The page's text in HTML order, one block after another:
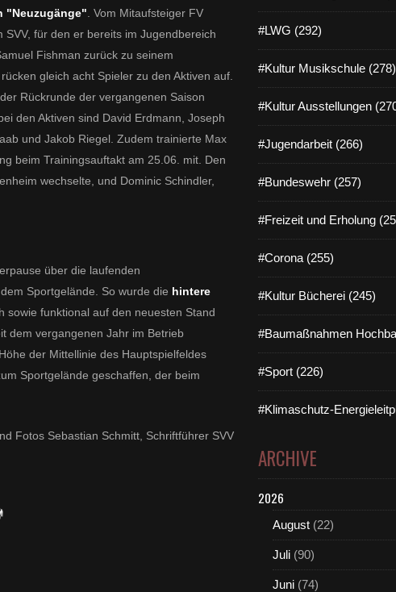
"Neuzugänge" . Vom Mitaufsteiger FV
für den er bereits im Jugendbereich
Fishman zurück zu seinem
gleich acht Spieler zu den Aktiven auf.
Rückrunde der vergangenen Saison
den Aktiven sind David Erdmann, Joseph
und Jakob Riegel. Zudem trainierte Max
beim Trainingsauftakt am 25.06. mit. Den
wechselte, und Dominic Schindler,
über die laufenden
Sportgelände. So wurde die hintere
sowie funktional auf den neuesten Stand
dem vergangenen Jahr im Betrieb
der Mittellinie des Hauptspielfeldes
Sportgelände geschaffen, der beim
Fotos Sebastian Schmitt, Schriftführer SVV
#LWG (292)
#Kultur Musikschule (278)
#Kultur Ausstellungen
#Jugendarbeit (266)
#Bundeswehr (257)
#Freizeit und Erholung
#Corona (255)
#Kultur Bücherei (245)
#Baumaßnahmen
#Sport (226)
#Klimaschutz-
ARCHIVE
2026
August (22)
Juli (90)
Juni (74)